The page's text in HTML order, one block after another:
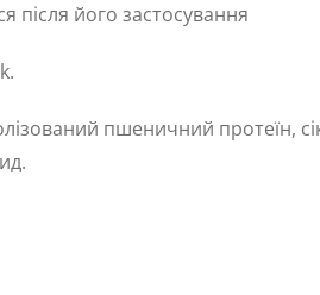
після його застосування
пшеничний протеїн,